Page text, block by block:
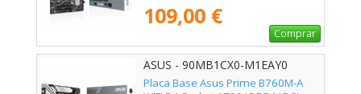
109,00 €
Comprar
ASUS - 90MB1CX0-M1EAY0
Placa Base Asus Prime B760M-A